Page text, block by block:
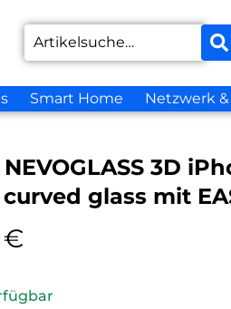
Smart Home Netzwerk
3D
curved glass mit
€